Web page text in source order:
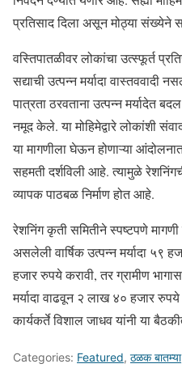
प्रतिसाद दिला असून मोठ्या संख्येने
वस्तिपातळीवर लोकांचा उत्स्फूर्त
सद्याची उत्पन्न मर्यादा वास्तववादी
पात्रता ठरवताना उत्पन्न
नमूद केले. या मोहिमेद्वारे लोकांशी
या मागणीला घेऊन होणाऱ्या
सहमती दर्शविली आहे. त्यामुळे
व्यापक पाठबळ निर्माण होत आहे.
रेशनिंग कृती समितीने स्पष्टपणे
असलेली वार्षिक उत्पन्न मर्यादा ५९
हजार रुपये करावी, तर ग्रामीण
मर्यादा वाढवून २ लाख ४० हजार
कार्यकर्ते विशाल जाधव यांनी या
Categories: Featured, ठळक बातम्या